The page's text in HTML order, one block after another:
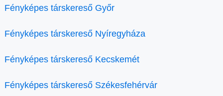
Fényképes társkereső Győr
Fényképes társkereső Nyíregyháza
Fényképes társkereső Kecskemét
Fényképes társkereső Székesfehérvár